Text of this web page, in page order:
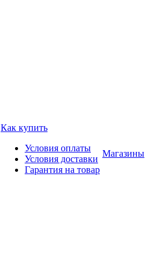
Как купить
Условия оплаты
Условия доставки
Гарантия на товар
Магазины